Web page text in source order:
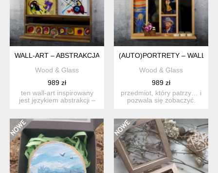
WALL-ART – ABSTRAKCJA - KANDINSKY
Wood & Glass
989 zł
ten wall-art inspirowany
jest językiem abstrakcji –
(AUTO)PORTRETY – WALL-
Wood & Glass
989 zł
przedmiot, który patrzy… i
pozwala się zobaczyć.